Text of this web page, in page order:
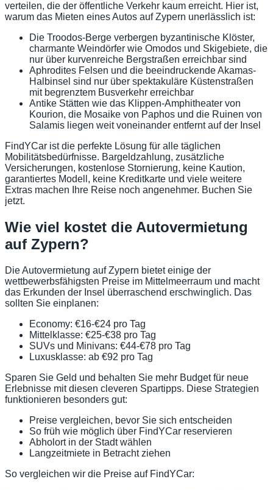
verteilen, die der öffentliche Verkehr kaum erreicht. Hier ist,
warum das Mieten eines Autos auf Zypern unerlässlich ist:
Die Troodos-Berge verbergen byzantinische Klöster,
charmante Weindörfer wie Omodos und Skigebiete, die
nur über kurvenreiche Bergstraßen erreichbar sind
Aphrodites Felsen und die beeindruckende Akamas-
Halbinsel sind nur über spektakuläre Küstenstraßen
mit begrenztem Busverkehr erreichbar
Antike Stätten wie das Klippen-Amphitheater von
Kourion, die Mosaike von Paphos und die Ruinen von
Salamis liegen weit voneinander entfernt auf der Insel
FindYCar ist die perfekte Lösung für alle täglichen
Mobilitätsbedürfnisse. Bargeldzahlung, zusätzliche
Versicherungen, kostenlose Stornierung, keine Kaution,
garantiertes Modell, keine Kreditkarte und viele weitere
Extras machen Ihre Reise noch angenehmer. Buchen Sie
jetzt.
Wie viel kostet die Autovermietung
auf Zypern?
Die Autovermietung auf Zypern bietet einige der
wettbewerbsfähigsten Preise im Mittelmeerraum und macht
das Erkunden der Insel überraschend erschwinglich. Das
sollten Sie einplanen:
Economy: €16-€24 pro Tag
Mittelklasse: €25-€38 pro Tag
SUVs und Minivans: €44-€78 pro Tag
Luxusklasse: ab €92 pro Tag
Sparen Sie Geld und behalten Sie mehr Budget für neue
Erlebnisse mit diesen cleveren Spartipps. Diese Strategien
funktionieren besonders gut:
Preise vergleichen, bevor Sie sich entscheiden
So früh wie möglich über FindYCar reservieren
Abholort in der Stadt wählen
Langzeitmiete in Betracht ziehen
So vergleichen wir die Preise auf FindYCar: